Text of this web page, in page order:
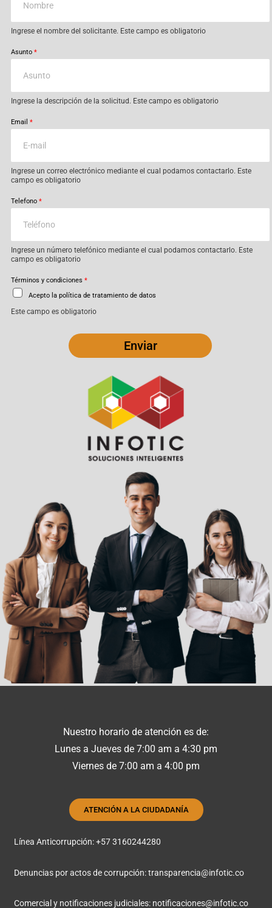
Ingrese el nombre del solicitante. Este campo es obligatorio
Asunto *
Ingrese la descripción de la solicitud. Este campo es obligatorio
Email *
Ingrese un correo electrónico mediante el cual podamos contactarlo. Este
campo es obligatorio
Telefono *
Ingrese un número telefónico mediante el cual podamos contactarlo. Este
campo es obligatorio
Términos y condiciones *
Acepto la política de tratamiento de datos
Este campo es obligatorio
Enviar
Nuestro horario de atención es de:
Lunes a Jueves de 7:00 am a 4:30 pm
Viernes de 7:00 am a 4:00 pm
ATENCIÓN A LA CIUDADANÍA
Línea Anticorrupción: +57 3160244280
Denuncias por actos de corrupción:transparencia@infotic.co
Comercial y notificaciones judiciales: notificaciones@infotic.co